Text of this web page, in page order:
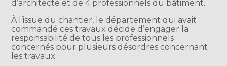
d’architecte et de 4 professionnels du bâtiment.
À l’issue du chantier, le département qui avait
commandé ces travaux décide d’engager la
responsabilité de tous les professionnels
concernés pour plusieurs désordres concernant
les travaux.